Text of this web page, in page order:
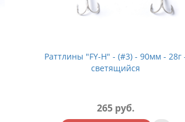
Раттлины "FY-H" - (#4) - 90мм - 28г
265 руб.